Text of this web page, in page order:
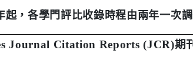
起，各學門評比收錄時程由兩年一次
Journal Citation Reports (JCR)期